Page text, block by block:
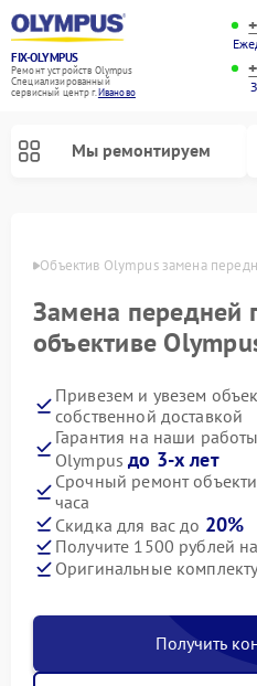
FIX-OLYMPUS
Ремонт устройств Olympus
Специализированный
cервисный центр г.Иваново
Мы ремонтируем
Объектив Olympus замена
Замена передней
объективе
Привезем и увезем
собственной доставкой
Гарантия на наши
Olympusдо 3-х лет
Срочный ремонт
часа
Скидка для вас до 20%
Получите 1500 рублей
Оригинальные
Получить